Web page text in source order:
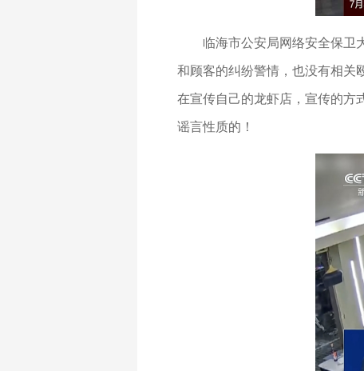
临海市公安局网络安全保卫
和顾客的纠纷警情，也没有相关
在宣传自己的龙虾店，宣传的方
谣言性质的！